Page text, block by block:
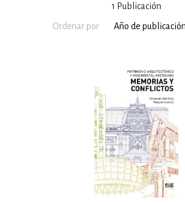
1 Publicación
Ordenar por